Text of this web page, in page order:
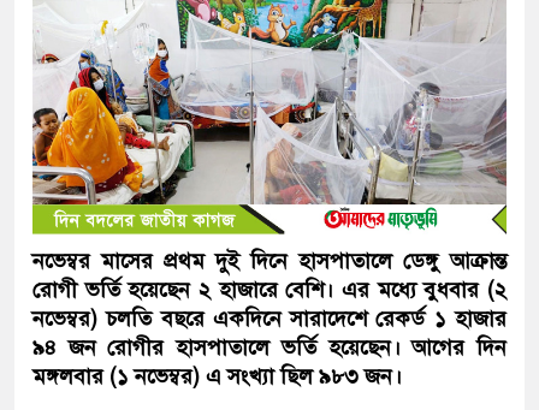
নভেম্বর মাসের প্রথম দুই দিনে হাসপাতালে ডেঙ্গু আক্রান্ত
রোগী ভর্তি হয়েছেন ২ হাজারে বেশি। এর মধ্যে বুধবার (২
নভেম্বর) চলতি বছরে একদিনে সারাদেশে রেকর্ড ১ হাজার
৯৪ জন রোগীর হাসপাতালে ভর্তি হয়েছেন। আগের দিন
মঙ্গলবার (১ নভেম্বর) এ সংখ্যা ছিল ৯৮৩ জন।